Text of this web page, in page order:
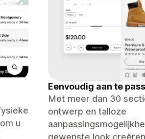
u
Eenvoudig aan te
Met meer dan 30
ontwerp en talloze
gewenste look